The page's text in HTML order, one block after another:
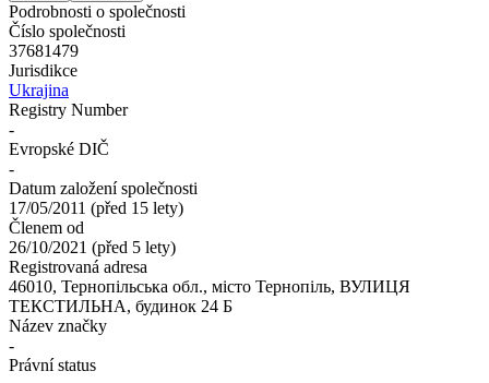
Podrobnosti o společnosti
Číslo společnosti
37681479
Jurisdikce
Ukrajina
Registry Number
-
Evropské DIČ
-
Datum založení společnosti
17/05/2011 (před 15 lety)
Členem od
26/10/2021 (před 5 lety)
Registrovaná adresa
46010, Тернопільська обл., місто Тернопіль, ВУЛИЦЯ
ТЕКСТИЛЬНА, будинок 24 Б
Název značky
-
Právní status